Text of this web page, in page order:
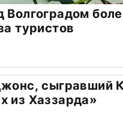
Волгоградом
туристов
сыгравший
из Хаззарда»